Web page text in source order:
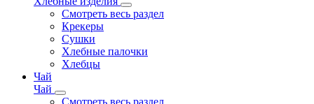
Смотреть весь раздел
Крекеры
Сушки
Хлебные палочки
Хлебцы
Чай
Чай
Смотреть весь раздел